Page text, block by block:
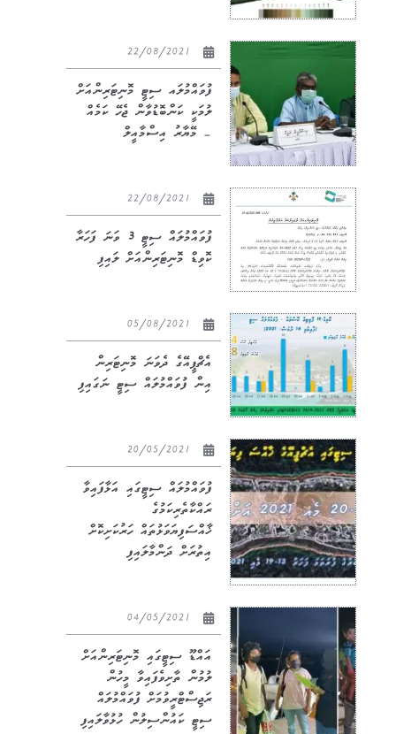
ފުވައްމުލައ ސިޓީ މޮނިޓަރިންއަށް
ލުމަކީ ކަންބޮޑުވާން ޖެހޭ ކަމެއް
– މޭޔާރު އިސްމާއީލް
ފުވައްމުލައް ސިޓީ 3 ވަނަ ފަހަރާ
ކޮވިޑް މޮނިޓަރިންއަށް ލައިފި
އެޗްޕީއޭގެ ދެވަނަ މޮނިޓަރިން
އިން ފުވައްމުލައް ސިޓީ ނަގައިފި
ފުވައްމުލައް ސިޓީގައި އަޅާފައިވާ
ރައްކާތެރިކަމުގެ
ޚާއްސަފިޔަވަޅުތައް ހަރުކަށިކޮށް
އިތުރަށް ދަންމާލައިފި
އައްޑޫ ސިޓީގައި މޮނިޓަރިންއަށް
ލުމުން ތާށިވެފައިވާ މީހުން
ރަޖިސްޓްރީވުމަށް ފުވައްމުލައް
ސިޓީ ކައުންސިލުން ހުޅުވާލައިފި